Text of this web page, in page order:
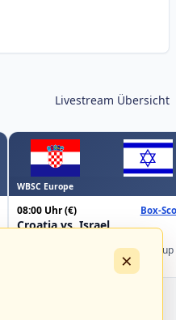
Livestream Übersicht
WBSC Europe
08:00 Uhr(€) Box-
Croatia vs. Israel
Championship B Pool 2026 - Group
×